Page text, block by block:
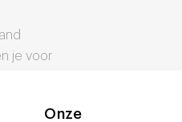
je voor
Onze